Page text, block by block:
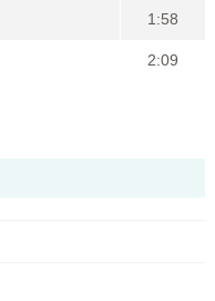
1:58
2:09